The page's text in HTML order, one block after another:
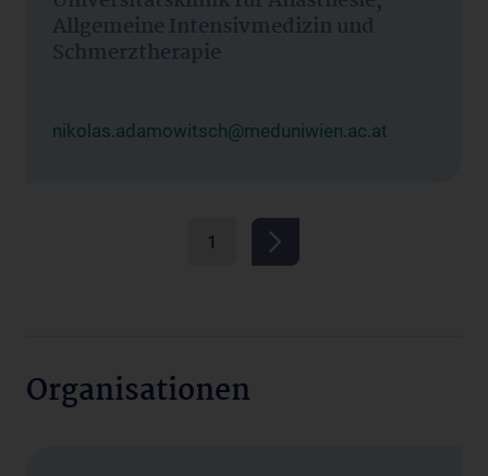
Allgemeine Intensivmedizin und
Schmerztherapie
nikolas.adamowitsch@meduniwien.ac.at
1
Organisationen